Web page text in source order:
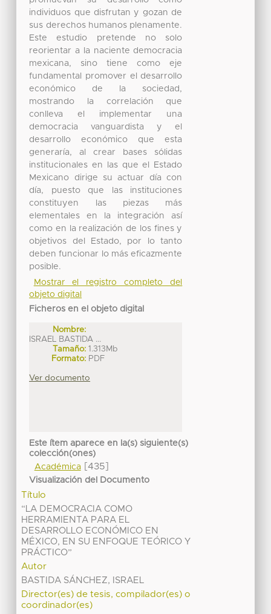
individuos que disfrutan y gozan de
sus derechos humanos plenamente.
Este estudio pretende no solo
reorientar a la naciente democracia
mexicana, sino tiene como eje
fundamental promover el desarrollo
económico de la sociedad,
mostrando la correlación que
conlleva el implementar una
democracia vanguardista y el
desarrollo económico que esta
generaría, al crear bases sólidas
institucionales en las que el Estado
Mexicano dirige su actuar día con
día, puesto que las instituciones
constituyen las piezas más
elementales en la integración así
como en la realización de los fines y
objetivos del Estado, por lo tanto
deben funcionar lo más eficazmente
posible.
Mostrar el registro completo del
objeto digital
Ficheros en el objeto digital
Nombre:
ISRAEL BASTIDA ...
Tamaño: 1.313Mb
Formato: PDF
Ver documento
Este ítem aparece en la(s) siguiente(s)
colección(ones)
Académica[435]
Visualización del Documento
Título
“LA DEMOCRACIA COMO
HERRAMIENTA PARA EL
DESARROLLO ECONÓMICO EN
MÉXICO, EN SU ENFOQUE TEÓRICO Y
PRÁCTICO”
Autor
BASTIDA SÁNCHEZ, ISRAEL
Director(es) de tesis, compilador(es) o
coordinador(es)